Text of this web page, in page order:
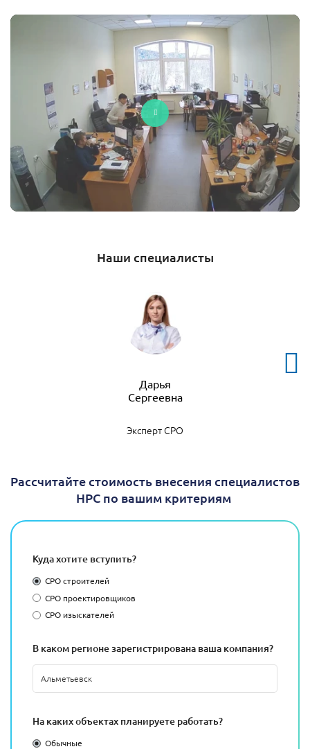
Наши специалисты
Дарья
Сергеевна
Эксперт СРО
Рассчитайте стоимость внесения специалистов
НРС по вашим критериям
Куда хотите вступить?
СРО строителей
СРО проектировщиков
СРО изыскателей
В каком регионе зарегистрирована ваша компания?
На каких объектах планируете работать?
Обычные